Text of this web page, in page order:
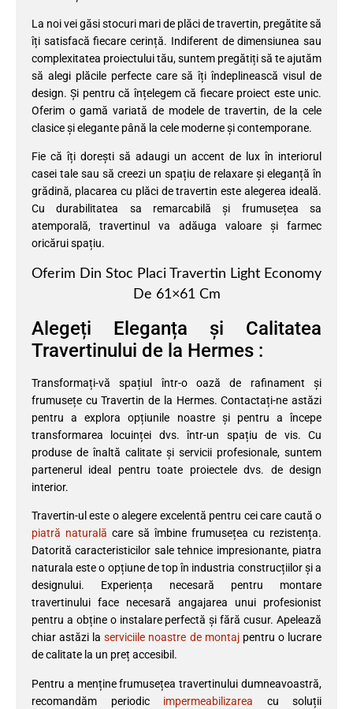
La noi vei găsi stocuri mari de plăci de travertin, pregătite să
îți satisfacă fiecare cerință. Indiferent de dimensiunea sau
complexitatea proiectului tău, suntem pregătiți să te ajutăm
să alegi plăcile perfecte care să îți îndeplinească visul de
design. Și pentru că înțelegem că fiecare proiect este unic.
Oferim o gamă variată de modele de travertin, de la cele
clasice și elegante până la cele moderne și contemporane.
Fie că îți dorești să adaugi un accent de lux în interiorul
casei tale sau să creezi un spațiu de relaxare și eleganță în
grădină, placarea cu plăci de travertin este alegerea ideală.
Cu durabilitatea sa remarcabilă și frumusețea sa
atemporală, travertinul va adăuga valoare și farmec
oricărui spațiu.
Oferim Din Stoc Placi Travertin Light Economy
De 61×61 Cm
Alegeți Eleganța și Calitatea
Travertinului de la Hermes :
Transformați-vă spațiul într-o oază de rafinament și
frumusețe cu Travertin de la Hermes. Contactați-ne astăzi
pentru a explora opțiunile noastre și pentru a începe
transformarea locuinței dvs. într-un spațiu de vis. Cu
produse de înaltă calitate și servicii profesionale, suntem
partenerul ideal pentru toate proiectele dvs. de design
interior.
Travertin-ul este o alegere excelentă pentru cei care caută o
piatră naturală care să îmbine frumusețea cu rezistența.
Datorită caracteristicilor sale tehnice impresionante, piatra
naturala este o opțiune de top în industria construcțiilor și a
designului. Experiența necesară pentru montare
travertinului face necesară angajarea unui profesionist
pentru a obține o instalare perfectă și fără cusur. Apelează
chiar astăzi laserviciile noastre de montajpentru o lucrare
de calitate la un preț accesibil.
Pentru a menține frumusețea travertinului dumneavoastră,
recomandăm periodic impermeabilizarea cu soluții